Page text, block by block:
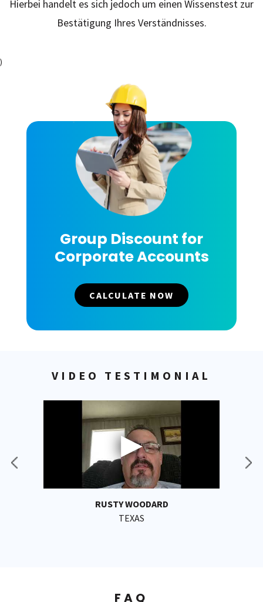
Hierbei handelt es sich jedoch um einen Wissenstest zur
Bestätigung Ihres Verständnisses.
)
Group Discount for
Corporate Accounts
CALCULATE NOW
VIDEO TESTIMONIAL
RUSTY WOODARD
TEXAS
FAQ